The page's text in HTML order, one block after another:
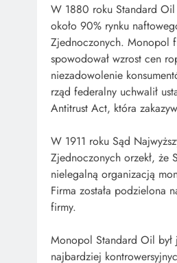
W 1880 roku Standard Oil
około 90% rynku
Zjednoczonych. Monopol
spowodował wzrost cen
niezadowolenie
rząd federalny uchwalił
Antitrust Act, która
W 1911 roku Sąd
Zjednoczonych orzekł, że
nielegalną organizacją
Firma została podzielona
firmy.
Monopol Standard Oil był
najbardziej